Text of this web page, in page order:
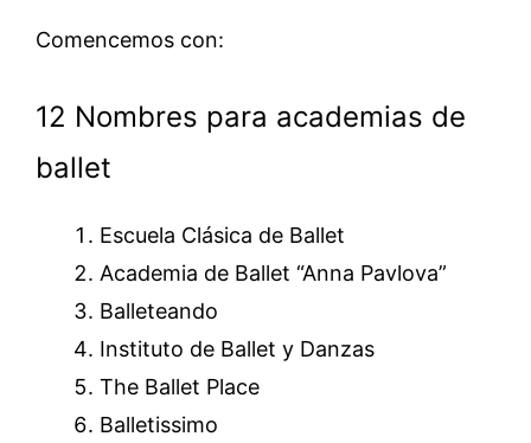
Comencemos con:
12 Nombres para academias de
ballet
Escuela Clásica de Ballet
Academia de Ballet “Anna Pavlova”
Balleteando
Instituto de Ballet y Danzas
The Ballet Place
Balletissimo